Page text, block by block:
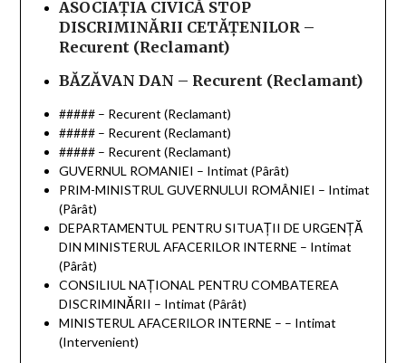
ASOCIAŢIA CIVICĂ STOP
DISCRIMINĂRII CETĂŢENILOR –
Recurent (Reclamant)
BĂZĂVAN DAN – Recurent (Reclamant)
##### – Recurent (Reclamant)
##### – Recurent (Reclamant)
##### – Recurent (Reclamant)
GUVERNUL ROMANIEI – Intimat (Pârât)
PRIM-MINISTRUL GUVERNULUI ROMÂNIEI – Intimat
(Pârât)
DEPARTAMENTUL PENTRU SITUAŢII DE URGENŢĂ
DIN MINISTERUL AFACERILOR INTERNE – Intimat
(Pârât)
CONSILIUL NAŢIONAL PENTRU COMBATEREA
DISCRIMINĂRII – Intimat (Pârât)
MINISTERUL AFACERILOR INTERNE – – Intimat
(Intervenient)